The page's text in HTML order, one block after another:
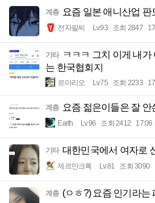
계층 요즘 일본 애니산업
전자팔찌 Lv.93 조회 2847
기타
ㅋㅋㅋ 그치 이게 내
는 한국협회지
르마리오 Lv.75 조회 2233
계층 요즘 젊은이들은 잘 안
Earth Lv.96 조회 2412 17:06
기타 대한민국에서 여자로
제르만크록 Lv.81 조회 3090
계층 (ㅇㅎ?) 요즘 인기라는